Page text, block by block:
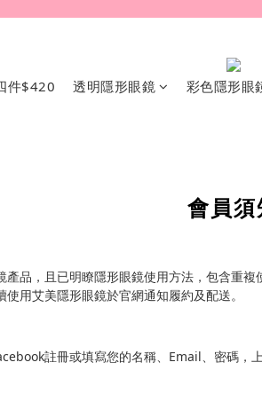
件$420 透明隱形眼鏡 彩色隱形眼
會員須
品，且已明瞭隱形眼鏡使用方法，包含重
用艾美隱形眼鏡於官網通知履約及配送。
註冊或填寫您的名稱、Email、密碼